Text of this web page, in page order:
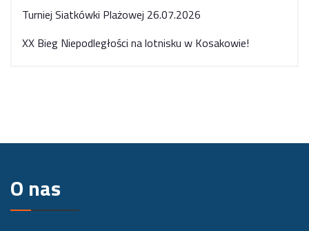
Turniej Siatkówki Plażowej 26.07.2026
XX Bieg Niepodległości na lotnisku w Kosakowie!
O nas